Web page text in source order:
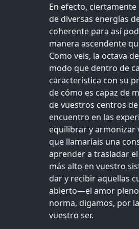
En efecto,
de diversas energías
coherente para así
manera ascendente
Como veis, la octava
modo que dentro de
característica con su
de cómo es capaz de
de vuestros centros
encuentro en las
equilibrar y armonizar
que llamaríais una
aprender a trasladar
más alto en vuestro
dar y recibir aquellas
abierto—el amor
norma, digamos, por
vuestro ser.